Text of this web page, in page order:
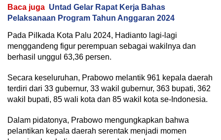
Baca juga Untad Gelar Rapat Kerja Bahas
Pelaksanaan Program Tahun Anggaran 2024
Pada Pilkada Kota Palu 2024, Hadianto lagi-lagi
menggandeng figur perempuan sebagai wakilnya dan
berhasil unggul 63,36 persen.
Secara keseluruhan, Prabowo melantik 961 kepala daerah
terdiri dari 33 gubernur, 33 wakil gubernur, 363 bupati, 362
wakil bupati, 85 wali kota dan 85 wakil kota se-Indonesia.
Dalam pidatonya, Prabowo mengungkapkan bahwa
pelantikan kepala daerah serentak menjadi momen